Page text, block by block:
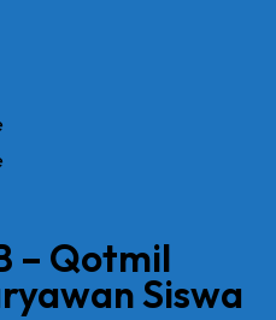
– Qotmil
Siswa